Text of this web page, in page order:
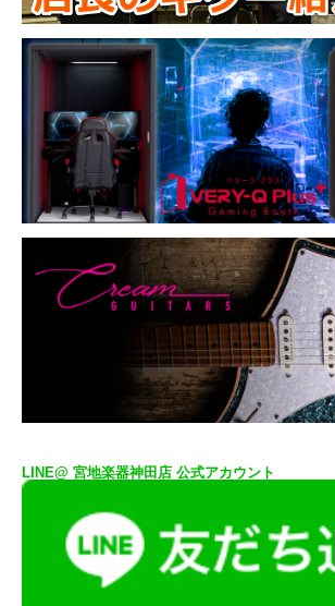
LINE@ 宮地楽器神田店 公式アカウント